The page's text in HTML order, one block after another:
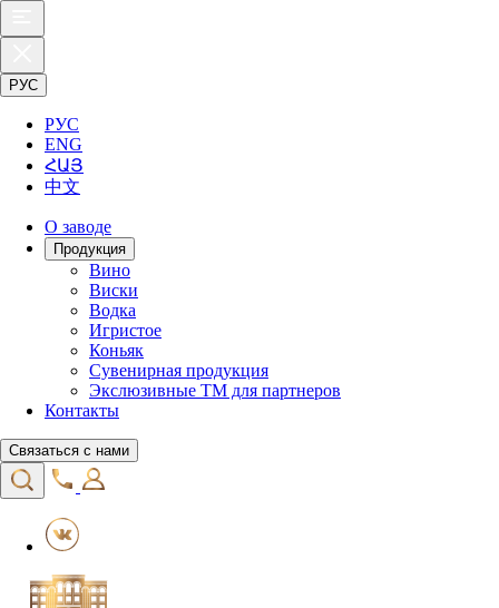
РУС
РУС
ENG
ՀԱՅ
中文
О заводе
Продукция
Вино
Виски
Водка
Игристое
Коньяк
Сувенирная продукция
Экслюзивные ТМ для партнеров
Контакты
Связаться с нами